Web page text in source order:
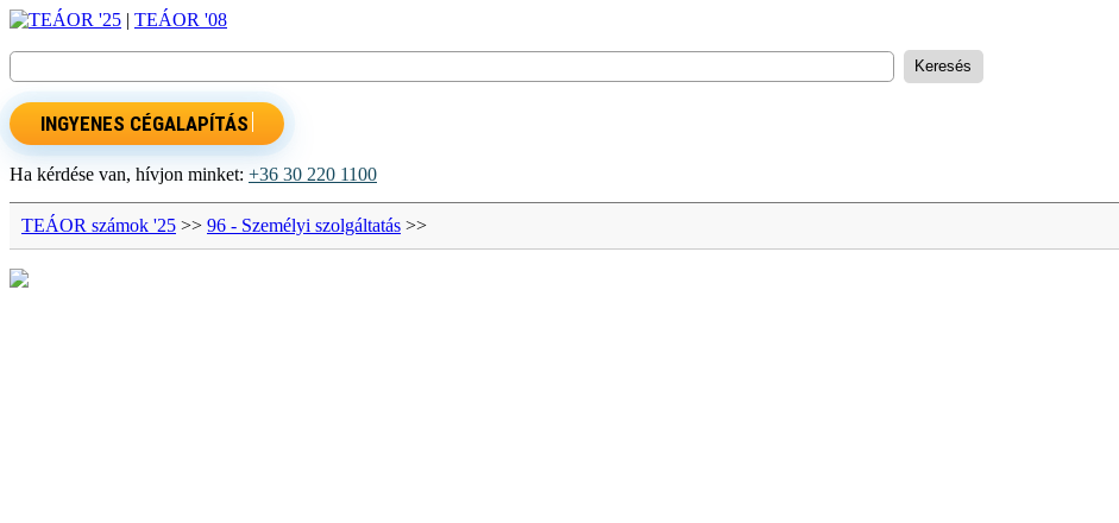
TEÁOR '25 | TEÁOR '08
INGYENES CÉGALAPÍTÁS
Ha kérdése van, hívjon minket: +36 30 220 1100
TEÁOR számok '25 >> 96 - Személyi szolgáltatás >>